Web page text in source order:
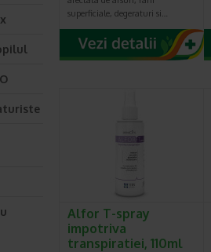
superficiale, degeraturi si…
Alfor T-spray
impotriva
transpiratiei, 110ml